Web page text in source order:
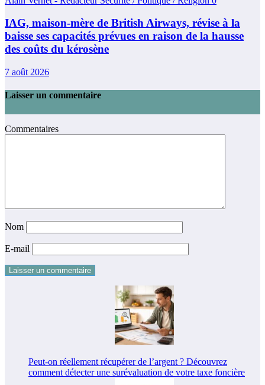
IAG, maison-mère de British Airways, révise à la
baisse ses capacités prévues en raison de la hausse
des coûts du kérosène
7 août 2026
Laisser un commentaire
Commentaires
Nom
E-mail
Peut-on réellement récupérer de l’argent ? Découvrez
comment détecter une surévaluation de votre taxe foncière